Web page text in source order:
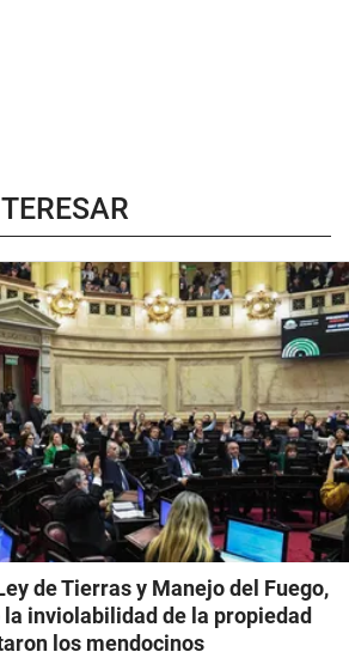
de Tierras y Manejo del Fuego,
inviolabilidad de la propiedad
los mendocinos